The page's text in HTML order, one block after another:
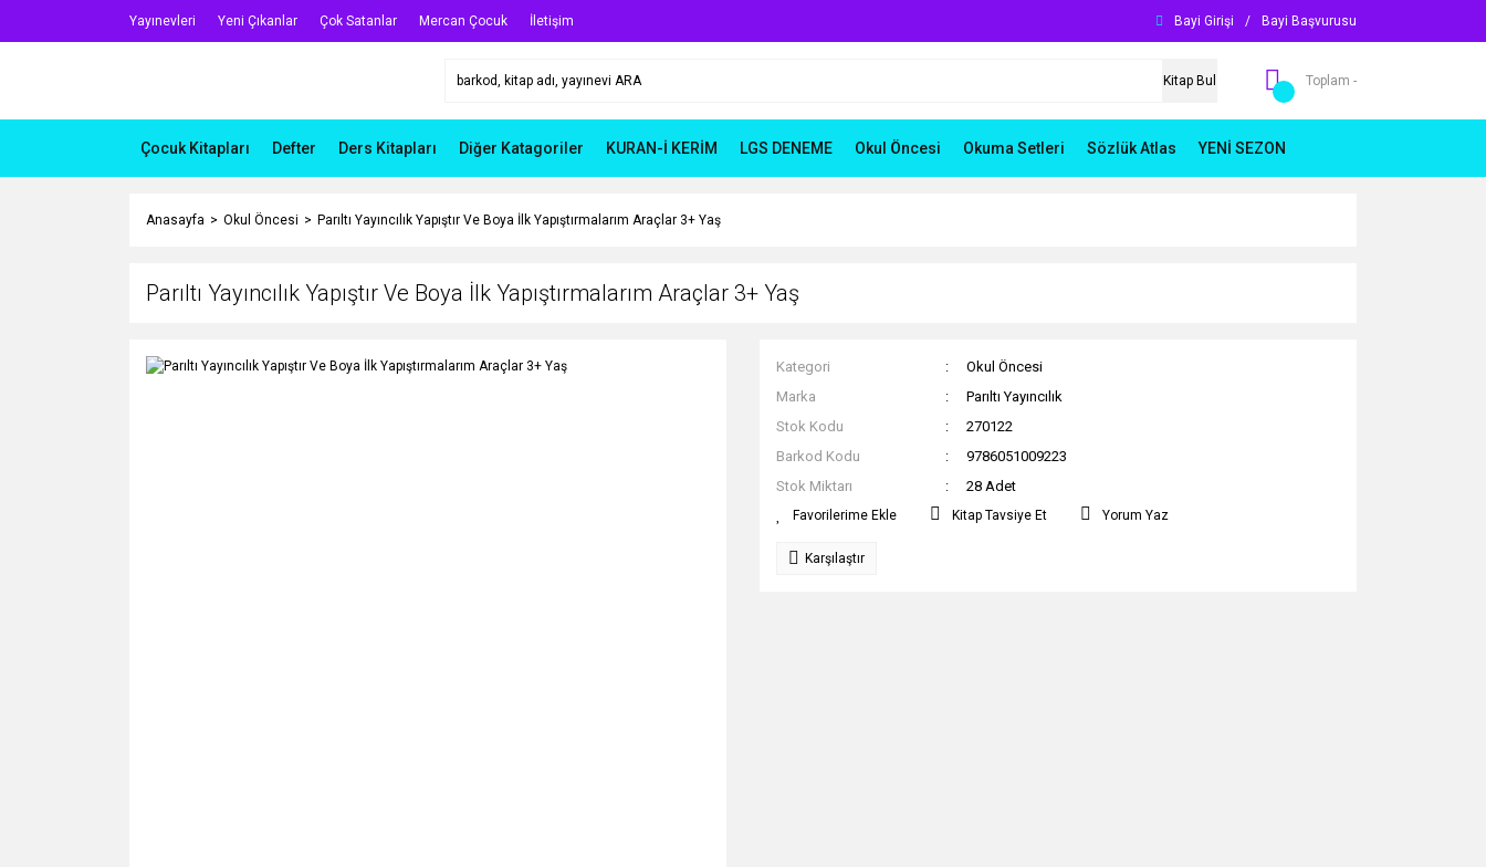
Yayınevleri Yeni Çıkanlar Çok Satanlar Mercan Çocuk İletişim Bayi Girişi / Bayi Başvurusu
Kitap Bul Toplam -
Çocuk Kitapları Defter Ders Kitapları Diğer Katagoriler KURAN-İ KERİM LGS DENEME Okul Öncesi Okuma Setleri Sözlük Atlas YENİ SEZON
Anasayfa Okul Öncesi Parıltı Yayıncılık Yapıştır Ve Boya İlk Yapıştırmalarım Araçlar 3+ Yaş
Parıltı Yayıncılık Yapıştır Ve Boya İlk Yapıştırmalarım Araçlar 3+ Yaş
Kategori
Okul Öncesi
Marka
Parıltı Yayıncılık
Stok Kodu
270122
Barkod Kodu
9786051009223
Stok Miktarı
28 Adet
Kitap Tavsiye Et Yorum Yaz
Karşılaştır